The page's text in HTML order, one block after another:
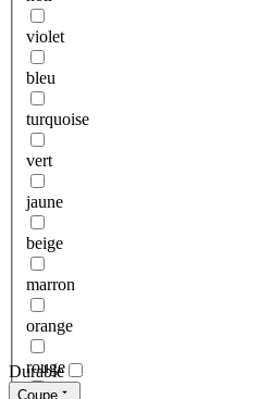
violet
bleu
turquoise
vert
jaune
beige
marron
orange
rouge
Durable
Coupe